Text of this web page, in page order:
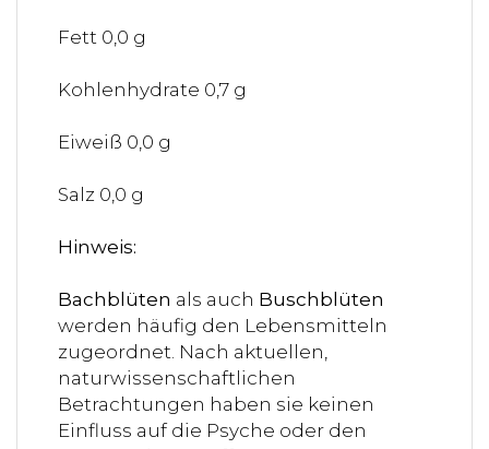
Fett 0,0 g
Kohlenhydrate 0,7 g
Eiweiß 0,0 g
Salz 0,0 g
Hinweis:
Bachblüten als auch Buschblüten
werden häufig den Lebensmitteln
zugeordnet. Nach aktuellen,
naturwissenschaftlichen
Betrachtungen haben sie keinen
Einfluss auf die Psyche oder den